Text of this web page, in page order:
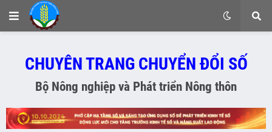
CHUYÊN TRANG CHUYỂN ĐỔI SỐ
Bộ Nông nghiệp và Phát triển Nông thôn